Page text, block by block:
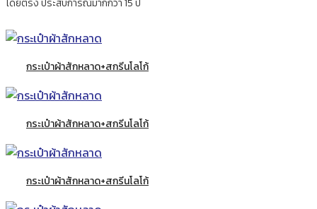
โดยตรง ประสบการณ์มากกว่า 15 ปี
กระเป๋าผ้าสักหลาด+สกรีนโลโก้
กระเป๋าผ้าสักหลาด+สกรีนโลโก้
กระเป๋าผ้าสักหลาด+สกรีนโลโก้